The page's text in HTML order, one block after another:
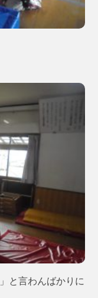
」と言わんばかりに